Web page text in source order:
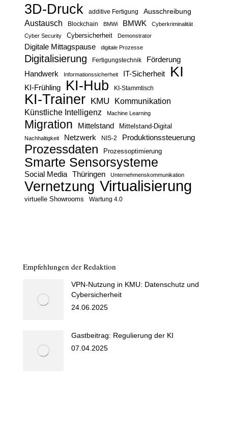
3D-Druck additive Fertigung Ausschreibung
Austausch Blockchain BMWi BMWK
Cyberkriminalität
Cyber Security
Cybersicherheit Demonstrator
Digitale Mittagspause digitale Prozesse
Digitalisierung Fertigungstechnik Förderung
Handwerk Informationssicherheit IT-Sicherheit KI
KI-Frühling KI-Hub KI-Stammtisch
KI-Trainer KMU
Kommunikation
Künstliche Intelligenz
Machine Learning
Migration Mittelstand Mittelstand-Digital
Nachhaltigkeit Netzwerk NIS-2 Produktionssteuerung
Prozessdaten Prozessoptimierung
Smarte Sensorsysteme
Social Media Thüringen Unternehmenskommunikation
Vernetzung Virtualisierung
virtuelle Showrooms Wartung 4.0
Empfehlungen der Redaktion
VPN-Nutzung in KMU: Datenschutz und
Cybersicherheit
24.06.2025
Gastbeitrag: Regulierung der KI
07.04.2025